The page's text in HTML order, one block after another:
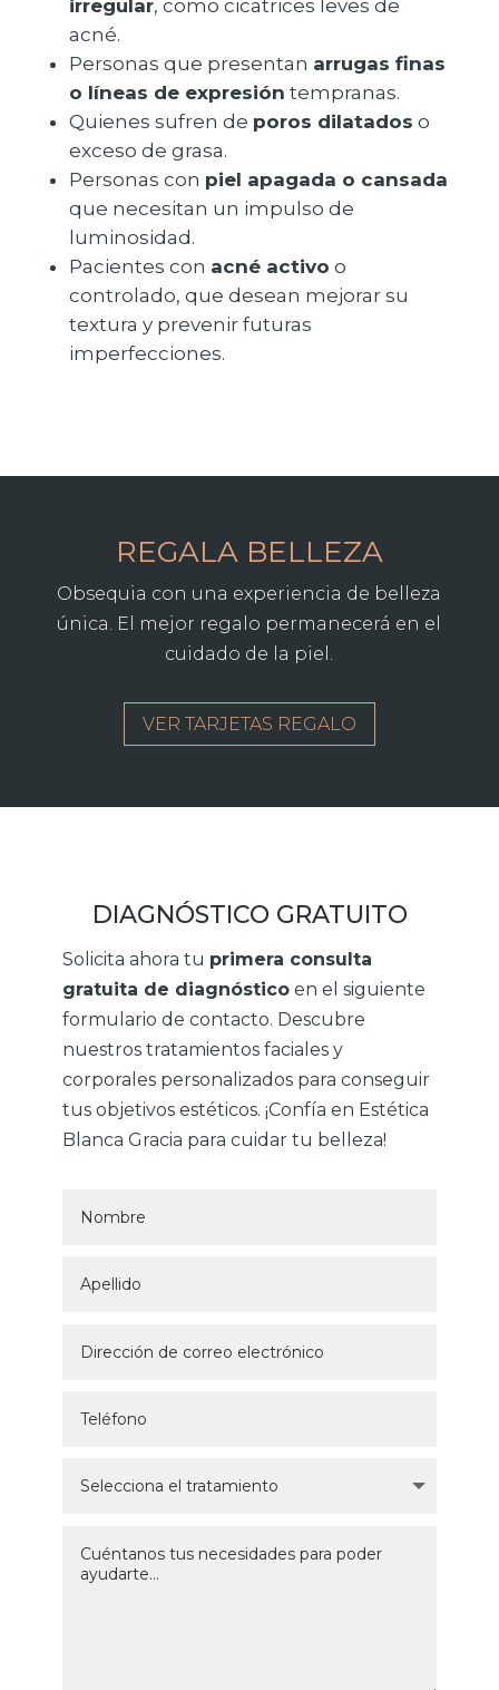
irregular, como cicatrices leves de
acné.
Personas que presentan arrugas finas
o líneas de expresión tempranas.
Quienes sufren de poros dilatados o
exceso de grasa.
Personas con piel apagada o cansada
que necesitan un impulso de
luminosidad.
Pacientes con acné activo o
controlado, que desean mejorar su
textura y prevenir futuras
imperfecciones.
REGALA BELLEZA
Obsequia con una experiencia de belleza
única. El mejor regalo permanecerá en el
cuidado de la piel.
VER TARJETAS REGALO
DIAGNÓSTICO GRATUITO
Solicita ahora tu primera consulta
gratuita de diagnóstico en el siguiente
formulario de contacto. Descubre
nuestros tratamientos faciales y
corporales personalizados para conseguir
tus objetivos estéticos. ¡Confía en Estética
Blanca Gracia para cuidar tu belleza!